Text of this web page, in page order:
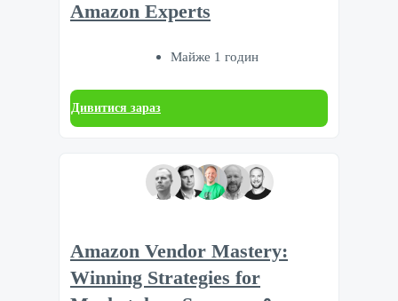
Amazon Experts
Майже 1 годин
Дивитися зараз
Amazon Vendor Mastery:
Winning Strategies for